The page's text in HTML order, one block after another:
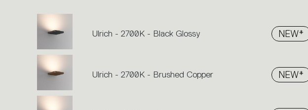
action.
Ulrich - 2700K - Black Glossy NEW*
Ulrich - 2700K - Brushed Copper NEW*